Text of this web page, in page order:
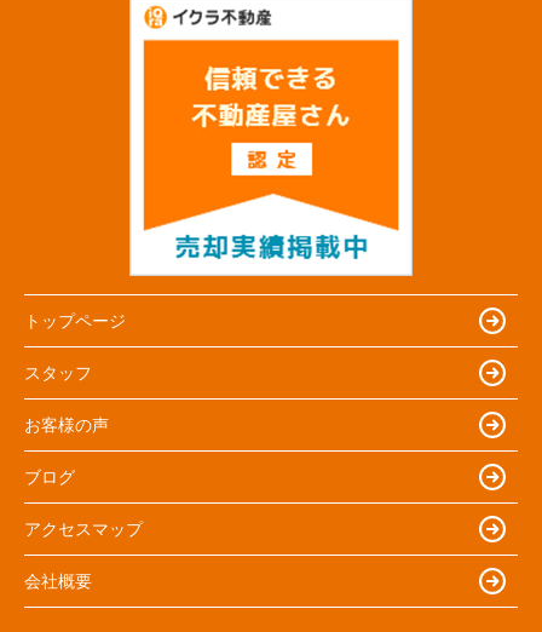
トップページ
スタッフ
お客様の声
ブログ
アクセスマップ
会社概要